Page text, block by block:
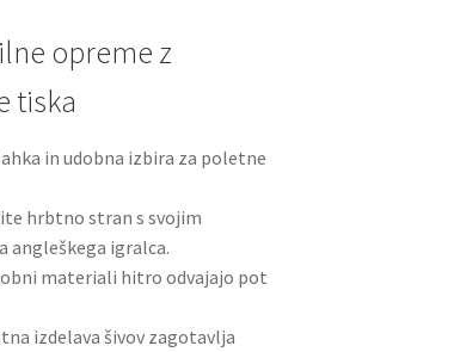
opreme z
tiska
in udobna izbira za poletne
hrbtno stran s svojim
angleškega igralca.
materiali hitro odvajajo pot
izdelava šivov zagotavlja